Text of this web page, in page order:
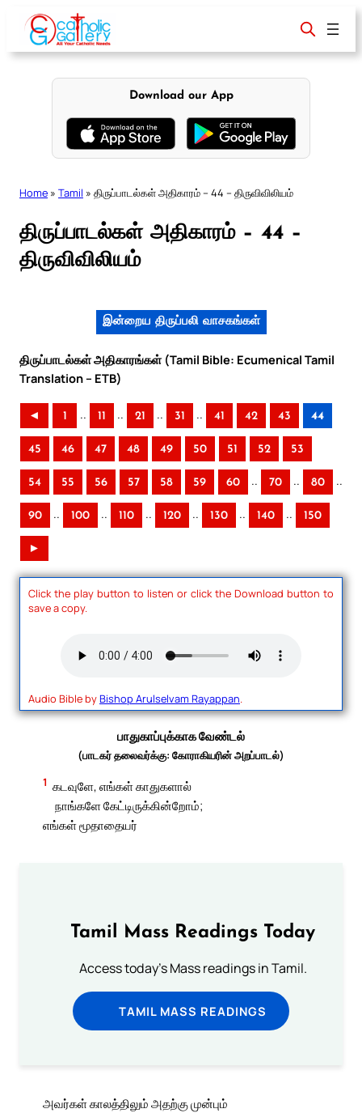
content
Download our App
Home » Tamil » திருப்பாடல்கள் அதிகாரம் – 44 – திருவிவிலியம்
திருப்பாடல்கள் அதிகாரம் – 44 –
திருவிவிலியம்
இன்றைய திருப்பலி வாசகங்கள்
திருப்பாடல்கள் அதிகாரங்கள் (Tamil Bible: Ecumenical Tamil
Translation – ETB)
◄ 1 .. 11 .. 21 .. 31 .. 41 42 43 44
45 46 47 48 49 50 51 52 53
54 55 56 57 58 59 60 .. 70 .. 80 ..
90 .. 100 .. 110 .. 120 .. 130 .. 140 .. 150
►
Click the play button to listen or click the Download button to
save a copy.
Audio Bible byBishop Arulselvam Rayappan.
பாதுகாப்புக்காக வேண்டல்
(பாடகர் தலைவர்க்கு: கோராகியரின் அறப்பாடல்)
1 கடவுளே, எங்கள் காதுகளால்
நாங்களே கேட்டிருக்கின்றோம்;
எங்கள் மூதாதையர்
Tamil Mass Readings Today
Access today's Mass readings in Tamil.
TAMIL MASS READINGS
அவர்கள் காலத்திலும் அதற்கு முன்பும்